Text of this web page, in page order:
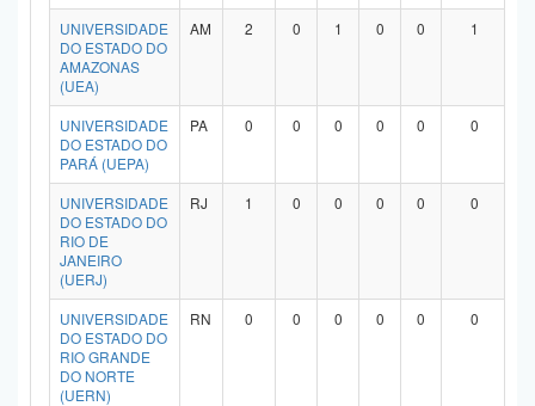
UNIVERSIDADE
DO ESTADO DO
AMAZONAS
(UEA)
AM 2 0 1 0 0 1
UNIVERSIDADE
DO ESTADO DO
PARÁ (UEPA)
PA 0 0 0 0 0 0
UNIVERSIDADE
DO ESTADO DO
RIO DE
JANEIRO
(UERJ)
RJ 1 0 0 0 0 0
UNIVERSIDADE
DO ESTADO DO
RIO GRANDE
DO NORTE
(UERN)
RN 0 0 0 0 0 0